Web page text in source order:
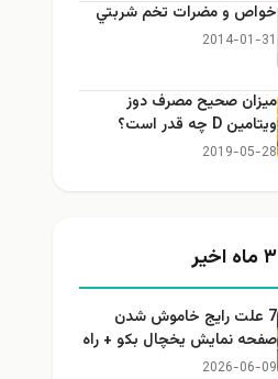
خواص و مضرات تخم شربتي
2014-01-31
میزان صحیح مصرف دوز
ویتامین D چه قدر است؟
2019-05-28
7 علت رایج خاموش شدن
صفحه نمایش یخچال بکو + راه
حل
2026-06-09